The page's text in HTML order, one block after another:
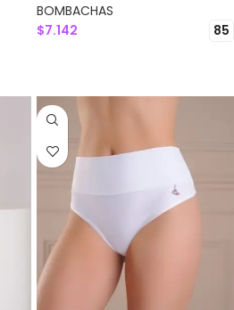
BOMBACHAS
$7.142 85